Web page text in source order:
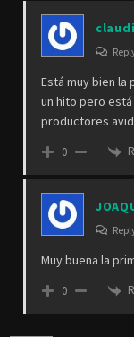
Está muy bien la
un hito pero
productores
0
Muy buena la
0